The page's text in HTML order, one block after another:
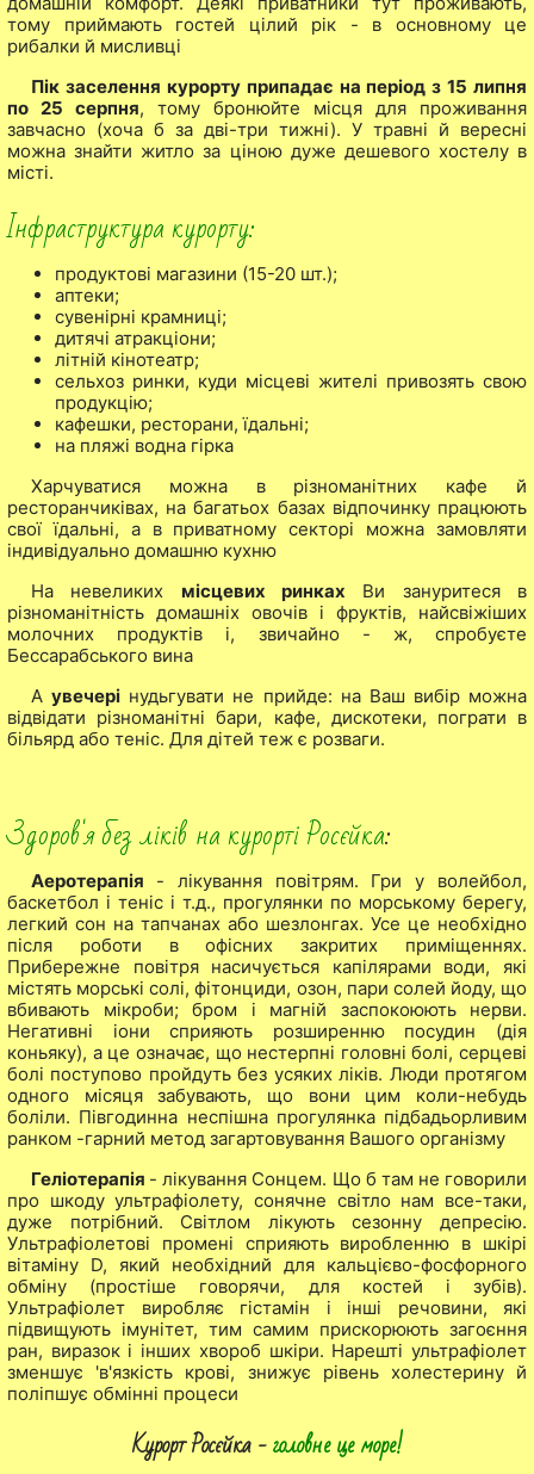
тому приймають гостей цілий рік - в основному це
рибалки й мисливці
Пік заселення курорту припадає на період з 15 липня
по 25 серпня, тому бронюйте місця для проживання
завчасно (хоча б за дві-три тижні). У травні й вересні
можна знайти житло за ціною дуже дешевого хостелу в
місті.
Інфраструктура курорту:
продуктові магазини (15-20 шт.);
аптеки;
сувенірні крамниці;
дитячі атракціони;
літній кінотеатр;
сельхоз ринки, куди місцеві жителі привозять свою
продукцію;
кафешки, ресторани, їдальні;
на пляжі водна гірка
Харчуватися можна в різноманітних кафе й
ресторанчиківах, на багатьох базах відпочинку працюють
свої їдальні, а в приватному секторі можна замовляти
індивідуально домашню кухню
На невеликих місцевих ринках Ви зануритеся в
різноманітність домашніх овочів і фруктів, найсвіжіших
молочних продуктів і, звичайно - ж, спробуєте
Бессарабського вина
Аувечері нудьгувати не прийде: на Ваш вибір можна
відвідати різноманітні бари, кафе, дискотеки, пограти в
більярд або теніс. Для дітей теж є розваги.
Здоров'я без ліків на курорті Росєйка:
Аеротерапія - лікування повітрям. Гри у волейбол,
баскетбол і теніс і т.д., прогулянки по морському берегу,
легкий сон на тапчанах або шезлонгах. Усе це необхідно
після роботи в офісних закритих приміщеннях.
Прибережне повітря насичується капілярами води, які
містять морські солі, фітонциди, озон, пари солей йоду, що
вбивають мікроби; бром і магній заспокоюють нерви.
Негативні іони сприяють розширенню посудин (дія
коньяку), а це означає, що нестерпні головні болі, серцеві
болі поступово пройдуть без усяких ліків. Люди протягом
одного місяця забувають, що вони цим коли-небудь
боліли. Півгодинна неспішна прогулянка підбадьорливим
ранком -гарний метод загартовування Вашого організму
Геліотерапія - лікування Сонцем. Що б там не говорили
про шкоду ультрафіолету, сонячне світло нам все-таки,
дуже потрібний. Світлом лікують сезонну депресію.
Ультрафіолетові промені сприяють виробленню в шкірі
вітаміну D, який необхідний для кальцієво-фосфорного
обміну (простіше говорячи, для костей і зубів).
Ультрафіолет виробляє гістамін і інші речовини, які
підвищують імунітет, тим самим прискорюють загоєння
ран, виразок і інших хвороб шкіри. Нарешті ультрафіолет
зменшує 'в'язкість крові, знижує рівень холестерину й
поліпшує обмінні процеси
Курорт Росєйка -головне це море!